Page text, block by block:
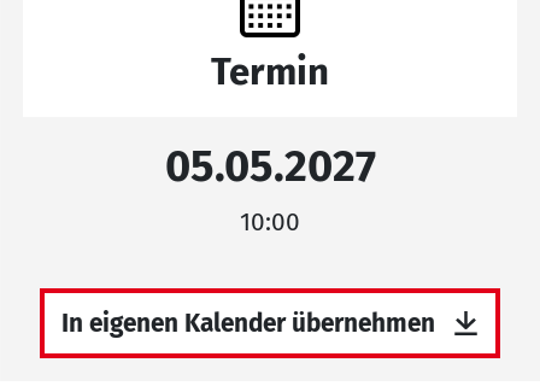
Termin
05.05.2027
10:00
In eigenen Kalender übernehmen